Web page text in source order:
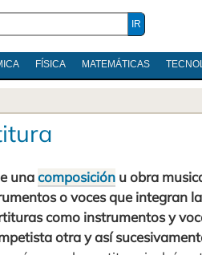
FÍSICA MATEMÁTICAS
unacomposición u obra
o voces que integran
como instrumentos y
otra y así